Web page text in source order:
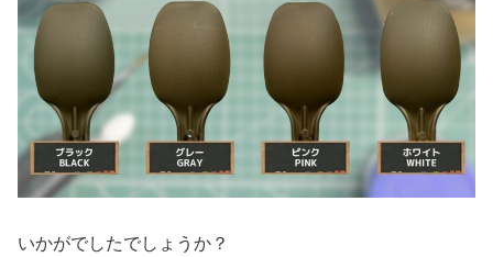
いかがでしたでしょうか？